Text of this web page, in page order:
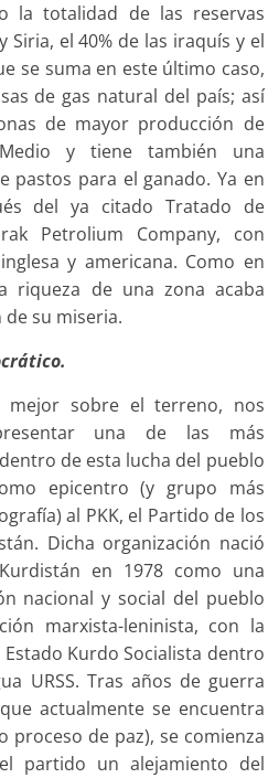
la totalidad de las reservas
el 40% de las iraquís y el
se suma en este último caso,
de gas natural del país; así
de mayor producción de
y tiene también una
pastos para el ganado. Ya en
del ya citado Tratado de
Petrolium Company, con
y americana. Como en
riqueza de una zona acaba
su miseria.
mejor sobre el terreno, nos
una de las más
de esta lucha del pueblo
epicentro (y grupo más
al PKK, el Partido de los
Dicha organización nació
en 1978 como una
nacional y social del pueblo
marxista-leninista, con la
Kurdo Socialista dentro
URSS. Tras años de guerra
actualmente se encuentra
proceso de paz), se comienza
partido un alejamiento del